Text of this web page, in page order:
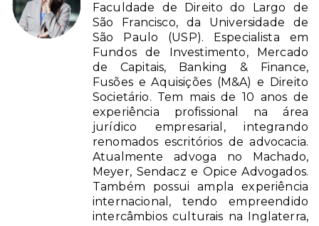
Faculdade de Direito do Largo de
São Francisco, da Universidade de
São Paulo (USP). Especialista em
Fundos de Investimento, Mercado
de Capitais, Banking & Finance,
Fusões e Aquisições (M&A) e Direito
Societário. Tem mais de 10 anos de
experiência profissional na área
jurídico empresarial, integrando
renomados escritórios de advocacia.
Atualmente advoga no Machado,
Meyer, Sendacz e Opice Advogados.
Também possui ampla experiência
internacional, tendo empreendido
intercâmbios culturais na Inglaterra,